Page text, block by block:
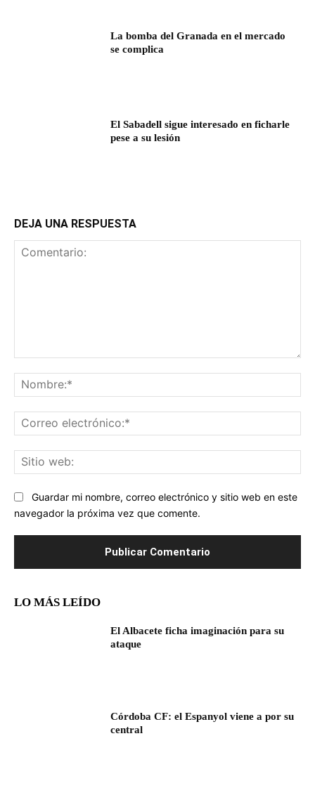
La bomba del Granada en el mercado
se complica
El Sabadell sigue interesado en ficharle
pese a su lesión
DEJA UNA RESPUESTA
Guardar mi nombre, correo electrónico y sitio web en este
navegador la próxima vez que comente.
LO MÁS LEÍDO
El Albacete ficha imaginación para su
ataque
Córdoba CF: el Espanyol viene a por su
central